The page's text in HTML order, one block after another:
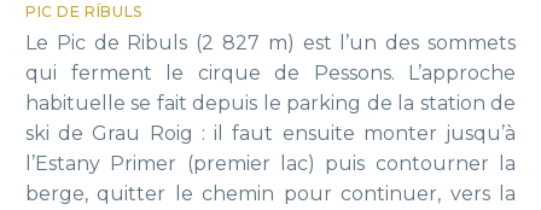
PIC DE RÍBULS
Le Pic de Ribuls (2 827 m) est l’un des sommets
qui ferment le cirque de Pessons. L’approche
habituelle se fait depuis le parking de la station de
ski de Grau Roig : il faut ensuite monter jusqu’à
l’Estany Primer (premier lac) puis contourner la
berge, quitter le chemin pour continuer, vers la